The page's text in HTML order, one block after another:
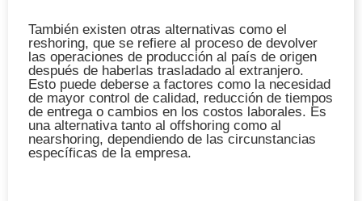
También existen otras alternativas como el
reshoring, que se refiere al proceso de devolver
las operaciones de producción al país de origen
después de haberlas trasladado al extranjero.
Esto puede deberse a factores como la necesidad
de mayor control de calidad, reducción de tiempos
de entrega o cambios en los costos laborales. Es
una alternativa tanto al offshoring como al
nearshoring, dependiendo de las circunstancias
específicas de la empresa.